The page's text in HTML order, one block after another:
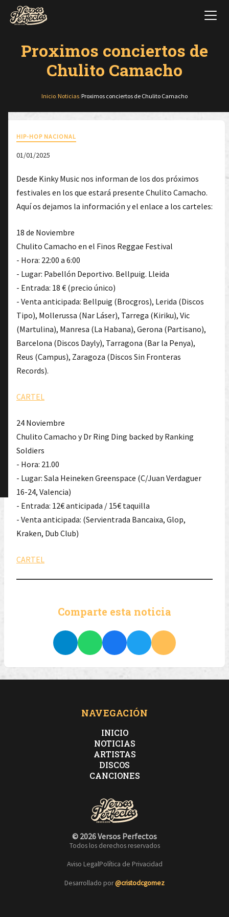
Proximos conciertos de
Chulito Camacho
Inicio Noticias Proximos conciertos de Chulito Camacho
HIP-HOP NACIONAL
01/01/2025
Desde Kinky Music nos informan de los dos próximos
festivales en los que estará presente Chulito Camacho.
Aquí os dejamos la información y el enlace a los carteles:
18 de Noviembre
Chulito Camacho en el Finos Reggae Festival
- Hora: 22:00 a 6:00
- Lugar: Pabellón Deportivo. Bellpuig. Lleida
- Entrada: 18 € (precio único)
- Venta anticipada: Bellpuig (Brocgros), Lerida (Discos
Tipo), Mollerussa (Nar Láser), Tarrega (Kiriku), Vic
(Martulina), Manresa (La Habana), Gerona (Partisano),
Barcelona (Discos Dayly), Tarragona (Bar la Penya),
Reus (Campus), Zaragoza (Discos Sin Fronteras
Records).
CARTEL
24 Noviembre
Chulito Camacho y Dr Ring Ding backed by Ranking
Soldiers
- Hora: 21.00
- Lugar: Sala Heineken Greenspace (C/Juan Verdaguer
16-24, Valencia)
- Entrada: 12€ anticipada / 15€ taquilla
- Venta anticipada: (Servientrada Bancaixa, Glop,
Kraken, Dub Club)
CARTEL
Comparte esta noticia
NAVEGACIÓN
INICIO
NOTICIAS
ARTISTAS
DISCOS
CANCIONES
© 2026 Versos Perfectos
Todos los derechos reservados
Aviso LegalPolítica de Privacidad
Desarrollado por@cristodcgomez